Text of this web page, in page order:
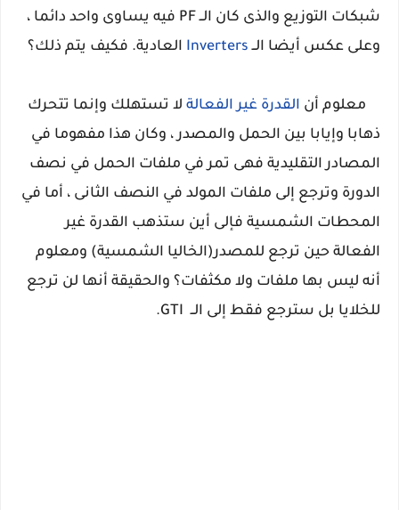
شبكات التوزيع والذى كان الــ PF فيه يساوى واحد دائما ،
وعلى عكس أيضا الــ Inverters العادية. فكيف يتم ذلك؟
معلوم أن القدرة غير الفعالة لا تستهلك وإنما تتحرك
ذهابا وإيابا بين الحمل والمصدر ، وكان هذا مفهوما في
المصادر التقليدية فهى تمر في ملفات الحمل في نصف
الدورة وترجع إلى ملفات المولد في النصف الثانى ، أما في
المحطات الشمسية فإلى أين ستذهب القدرة غير
الفعالة حين ترجع للمصدر(الخاليا الشمسية) ومعلوم
أنه ليس بها ملفات ولا مكثفات؟ والحقيقة أنها لن ترجع
للخلايا بل سترجع فقط إلى الــ GTI.